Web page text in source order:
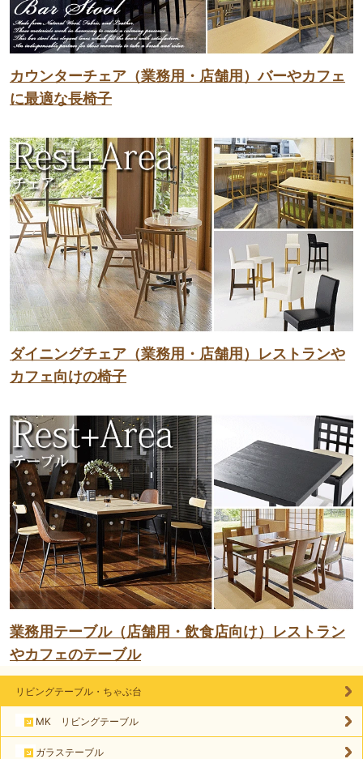
カウンターチェア（業務用・店舗用）バーやカフェ
に最適な長椅子
ダイニングチェア（業務用・店舗用）レストランや
カフェ向けの椅子
業務用テーブル（店舗用・飲食店向け）レストラン
やカフェのテーブル
リビングテーブル・ちゃぶ台
MK リビングテーブル
ガラステーブル